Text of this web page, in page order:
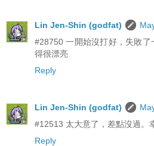
Lin Jen-Shin (godfat)
#28750 一開始沒打好，失敗
得很漂亮
Reply
Lin Jen-Shin (godfat)
#12513 太大意了，差點沒過。
Reply